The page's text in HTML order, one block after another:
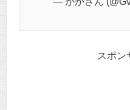
スポン